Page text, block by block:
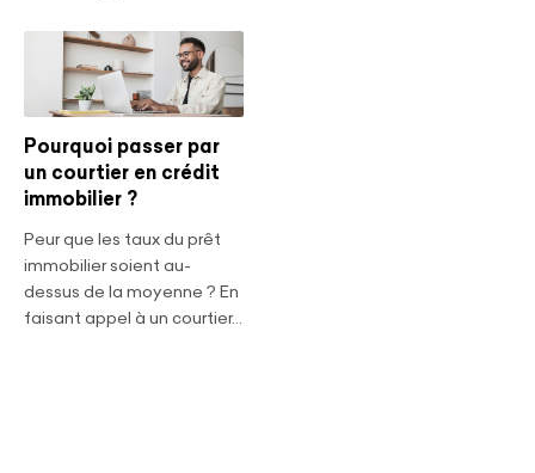
Pourquoi passer par
un courtier en crédit
immobilier ?
Peur que les taux du prêt
immobilier soient au-
dessus de la moyenne ? En
faisant appel à un courtier...